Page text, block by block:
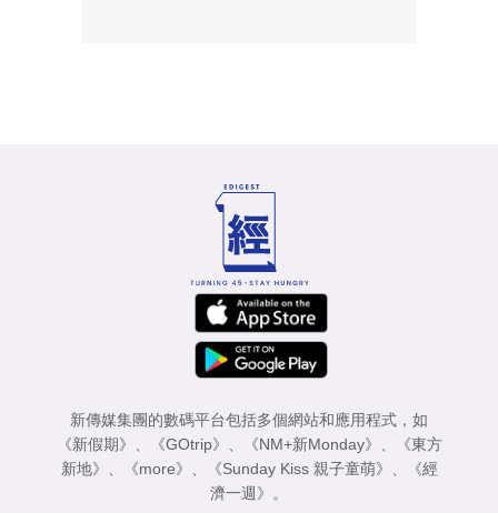
新傳媒集團的數碼平台包括多個網站和應用程式，如
《新假期》 、 《GOtrip》 、 《NM+新Monday》 、
《東方
新地》 、 《more》 、 《Sunday Kiss 親子童萌》 、
《經
濟一週》 。